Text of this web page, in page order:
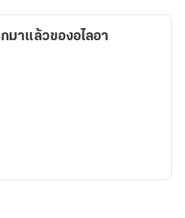
าแล้วของอไลอา